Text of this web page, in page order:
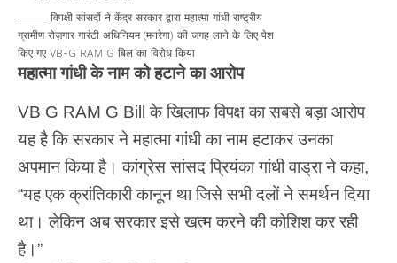
विपक्षी सांसदों ने केंद्र सरकार द्वारा महात्मा गांधी राष्ट्रीय
ग्रामीण रोज़गार गारंटी अधिनियम (मनरेगा) की जगह लाने के लिए पेश
किए गए VB-G RAM G बिल का विरोध किया
महात्मा गांधी के नाम को हटाने का आरोप
VB G RAM G Bill के खिलाफ विपक्ष का सबसे बड़ा आरोप
यह है कि सरकार ने महात्मा गांधी का नाम हटाकर उनका
अपमान किया है। कांग्रेस सांसद प्रियंका गांधी वाड्रा ने कहा,
“यह एक क्रांतिकारी कानून था जिसे सभी दलों ने समर्थन दिया
था। लेकिन अब सरकार इसे खत्म करने की कोशिश कर रही
है।”